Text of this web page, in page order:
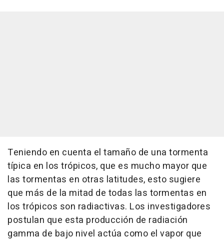
Teniendo en cuenta el tamaño de una tormenta
típica en los trópicos, que es mucho mayor que
las tormentas en otras latitudes, esto sugiere
que más de la mitad de todas las tormentas en
los trópicos son radiactivas. Los investigadores
postulan que esta producción de radiación
gamma de bajo nivel actúa como el vapor que